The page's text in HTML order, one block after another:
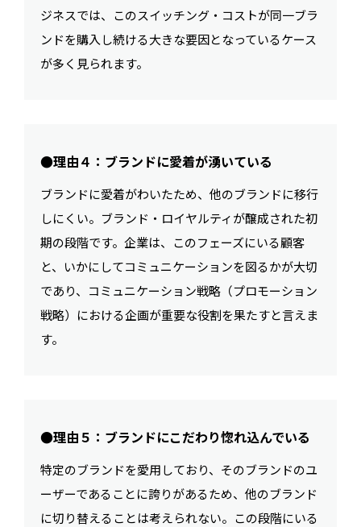
ジネスでは、このスイッチング・コストが同一ブラ
ンドを購入し続ける大きな要因となっているケース
が多く見られます。
●理由４：ブランドに愛着が湧いている
ブランドに愛着がわいたため、他のブランドに移行
しにくい。ブランド・ロイヤルティが醸成された初
期の段階です。企業は、このフェーズにいる顧客
と、いかにしてコミュニケーションを図るかが大切
であり、コミュニケーション戦略（プロモーション
戦略）における企画が重要な役割を果たすと言えま
す。
●理由５：ブランドにこだわり惚れ込んでいる
特定のブランドを愛用しており、そのブランドのユ
ーザーであることに誇りがあるため、他のブランド
に切り替えることは考えられない。この段階にいる